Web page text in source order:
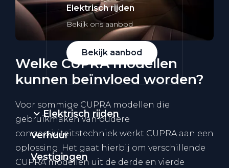
Elektrisch rijden
Bekijk ons aanbod
Bekijk aanbod
Elektrisch rijden
Verhuur
Vestigingen
Welke CUPRA modellen
kunnen beïnvloed worden?
Voor sommige CUPRA modellen die
gebruikmaken van oudere
connectiviteitstechniek werkt CUPRA aan een
oplossing. Het gaat hierbij om verschillende
CUPRA modellen uit de derde en vierde